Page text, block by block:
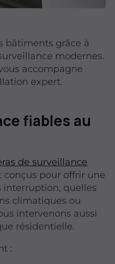
bâtiments grâce à
modernes.
accompagne
expert.
fiables au
de surveillance
conçus pour offrir une
interruption, quelles
climatiques ou
intervenons aussi
résidentielle.
: